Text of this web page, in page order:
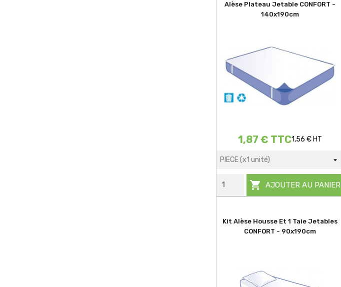
Alèse Plateau Jetable CONFORT -
140x190cm
1,87 € TTC1,56 € HT
 AJOUTER AU PANIER
Kit Alèse Housse Et 1 Taie Jetables
CONFORT - 90x190cm